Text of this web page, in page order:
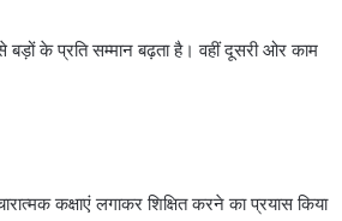
बड़ों के प्रति सम्मान बढ़ता है। वहीं दूसरी ओर काम
कक्षाएं लगाकर शिक्षित करने का प्रयास किया